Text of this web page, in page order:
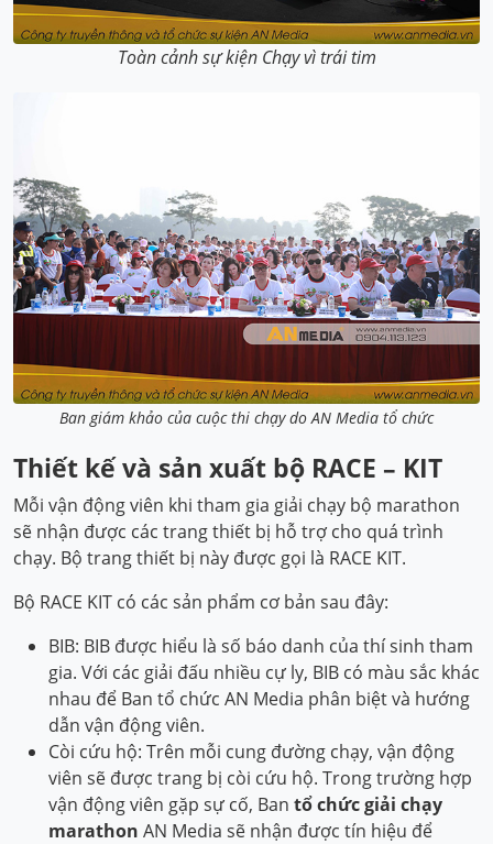
Toàn cảnh sự kiện Chạy vì trái tim
Ban giám khảo của cuộc thi chạy do AN Media tổ chức
Thiết kế và sản xuất bộ RACE – KIT
Mỗi vận động viên khi tham gia giải chạy bộ marathon
sẽ nhận được các trang thiết bị hỗ trợ cho quá trình
chạy. Bộ trang thiết bị này được gọi là RACE KIT.
Bộ RACE KIT có các sản phẩm cơ bản sau đây:
BIB: BIB được hiểu là số báo danh của thí sinh tham
gia. Với các giải đấu nhiều cự ly, BIB có màu sắc khác
nhau để Ban tổ chức AN Media phân biệt và hướng
dẫn vận động viên.
Còi cứu hộ: Trên mỗi cung đường chạy, vận động
viên sẽ được trang bị còi cứu hộ. Trong trường hợp
vận động viên gặp sự cố, Ban tổ chức giải chạy
marathon AN Media sẽ nhận được tín hiệu để